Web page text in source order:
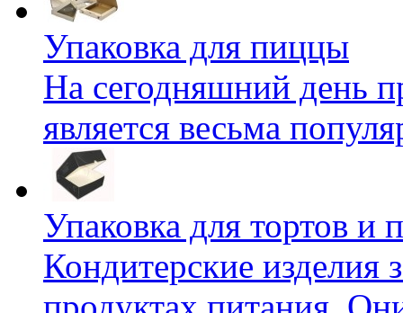
Упаковка для пиццы
На сегодняшний день
является весьма
Упаковка для тортов и
Кондитерские изделия